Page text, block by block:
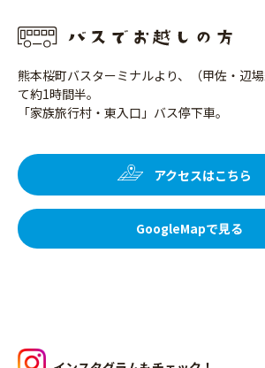
熊本桜町バスターミナルより、（甲佐・辺
て約1時間半。
「家族旅行村・東入口」バス停下車。
アクセスはこちら
GoogleMapで見る